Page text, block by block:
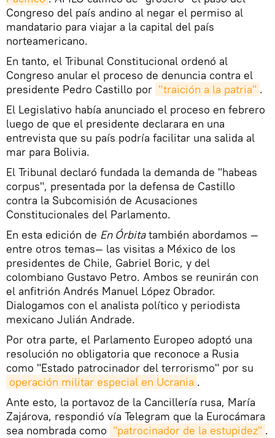
Congreso del país andino al negar el permiso al
mandatario para viajar a la capital del país
norteamericano.
En tanto, el Tribunal Constitucional ordenó al
Congreso anular el proceso de denuncia contra el
presidente Pedro Castillo por "traición a la patria" .
El Legislativo había anunciado el proceso en febrero
luego de que el presidente declarara en una
entrevista que su país podría facilitar una salida al
mar para Bolivia.
El Tribunal declaró fundada la demanda de "habeas
corpus", presentada por la defensa de Castillo
contra la Subcomisión de Acusaciones
Constitucionales del Parlamento.
En esta edición de En Órbitatambién abordamos —
entre otros temas— las visitas a México de los
presidentes de Chile, Gabriel Boric, y del
colombiano Gustavo Petro. Ambos se reunirán con
el anfitrión Andrés Manuel López Obrador.
Dialogamos con el analista político y periodista
mexicano Julián Andrade.
Por otra parte, el Parlamento Europeo adoptó una
resolución no obligatoria que reconoce a Rusia
como "Estado patrocinador del terrorismo" por su
operación militar especial en Ucrania .
Ante esto, la portavoz de la Cancillería rusa, María
Zajárova, respondió vía Telegram que la Eurocámara
sea nombrada como "patrocinador de la estupidez" .